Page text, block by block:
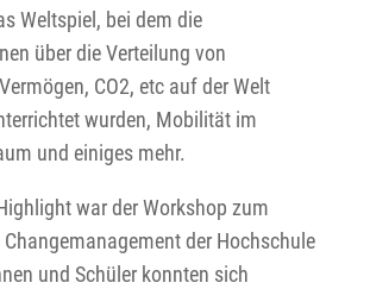
Weltspiel, bei dem die
über die Verteilung von
CO2, etc auf der Welt
wurden, Mobilität im
und einiges mehr.
war der Workshop zum
der Hochschule
und Schüler konnten sich